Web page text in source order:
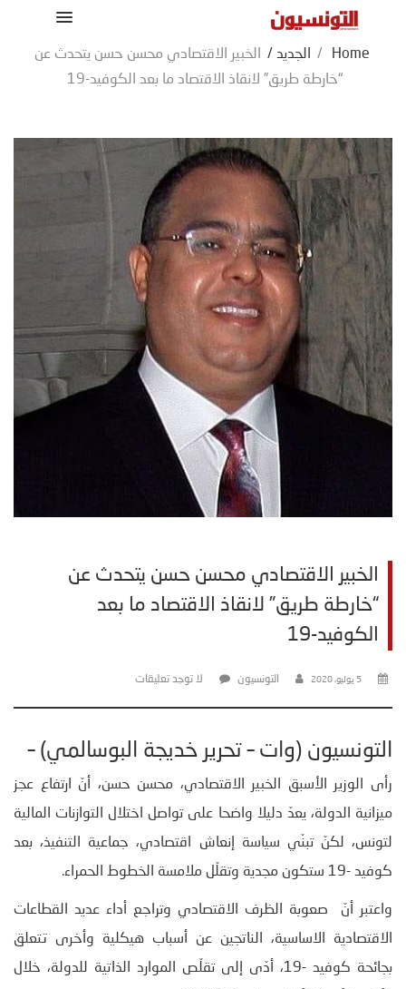
Home
/ الجديد /
الخبير الاقتصادي محسن حسن يتحدث عن
“خارطة طريق” لانقاذ الاقتصاد ما بعد الكوفيد-19
الخبير الاقتصادي محسن حسن يتحدث عن
“خارطة طريق” لانقاذ الاقتصاد ما بعد
الكوفيد-19
5 يوليو، 2020 التونسيون لا توجد تعليقات
التونسيون (وات – تحرير خديجة البوسالمي) –
رأى الوزير الأسبق الخبير الاقتصادي، محسن حسن، أنّ ارتفاع عجز
ميزانية الدولة، يعدّ دليلا واضحا على تواصل اختلال التوازنات المالية
لتونس، لكنّ تبنّي سياسة إنعاش اقتصادي، جماعية التنفيذ، بعد
كوفيد -19 ستكون مجدية وتقلّل ملامسة الخطوط الحمراء.
واعتبر أنّ صعوبة الظرف الاقتصادي وتراجع أداء عديد القطاعات
الاقتصادية الاساسية، الناتجين عن أسباب هيكلية وأخرى تتعلق
بجائحة كوفيد -19، أدّى إلى تقلّص الموارد الذاتية للدولة، خلال